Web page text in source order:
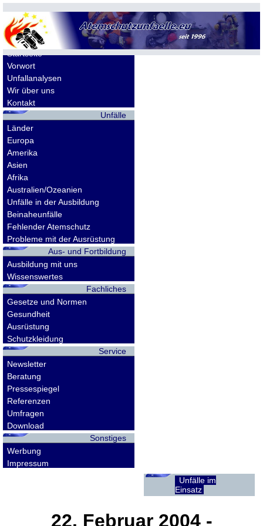
Allgemeines
Startseite
Vorwort
Unfallanalysen
Wir über uns
Kontakt
Unfälle
Länder
Europa
Amerika
Asien
Afrika
Australien/Ozeanien
Unfälle in der Ausbildung
Beinaheunfälle
Fehlender Atemschutz
Probleme mit der Ausrüstung
Aus- und Fortbildung
Ausbildung mit uns
Wissenswertes
Fachliches
Gesetze und Normen
Gesundheit
Ausrüstung
Schutzkleidung
Service
Newsletter
Beratung
Pressespiegel
Referenzen
Umfragen
Download
Sonstiges
Werbung
Impressum
Unfälle im
Einsatz
22. Februar 2004-